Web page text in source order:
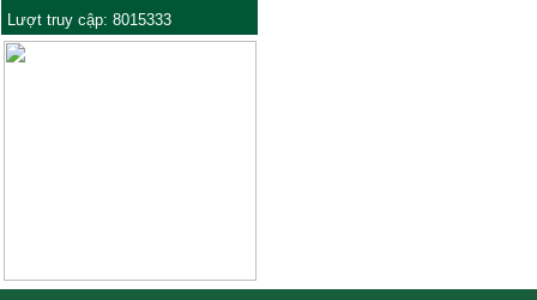
Lượt truy cập: 8015333